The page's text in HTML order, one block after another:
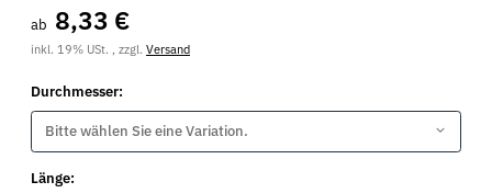
ab 8,33 €
inkl. 19% USt. , zzgl. Versand
Durchmesser:
Bitte wählen Sie eine Variation.
Länge: